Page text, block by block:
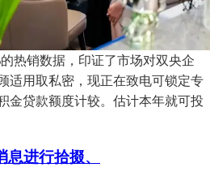
热销数据，印证了市场对双央企
适用取私密，现正在致电可锁定专
金贷款额度计较。估计本年就可投
进行拾掇、